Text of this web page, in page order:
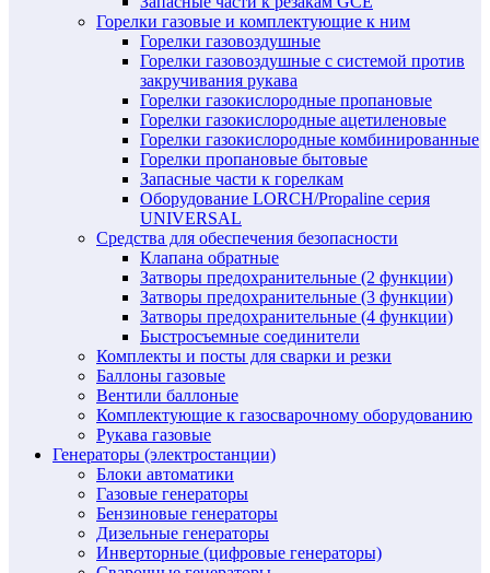
Горелки газовые и комплектующие к ним
Горелки газовоздушные
Горелки газовоздушные с системой против
закручивания рукава
Горелки газокислородные пропановые
Горелки газокислородные ацетиленовые
Горелки газокислородные комбинированные
Горелки пропановые бытовые
Запасные части к горелкам
Оборудование LORCH/Propaline серия
UNIVERSAL
Средства для обеспечения безопасности
Клапана обратные
Затворы предохранительные (2 функции)
Затворы предохранительные (3 функции)
Затворы предохранительные (4 функции)
Быстросъемные соединители
Комплекты и посты для сварки и резки
Баллоны газовые
Вентили баллоные
Комплектующие к газосварочному оборудованию
Рукава газовые
Генераторы (электростанции)
Блоки автоматики
Газовые генераторы
Бензиновые генераторы
Дизельные генераторы
Инверторные (цифровые генераторы)